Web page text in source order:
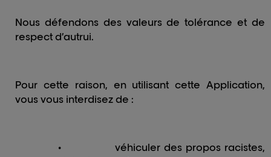
Nous défendons des valeurs de tolérance et de
respect d’autrui.
Pour cette raison, en utilisant cette Application,
vous vous interdisez de :
•
véhiculer des propos racistes,